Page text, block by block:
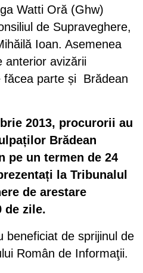
Watti Oră (Ghw)
de Supraveghere,
Ioan. Asemenea
anterior avizării
făcea parte și Brădean
2013, procurorii au
Brădean
pe un termen de 24
la Tribunalul
de arestare
de zile.
beneficiat de sprijinul de
Român de Informaţii.